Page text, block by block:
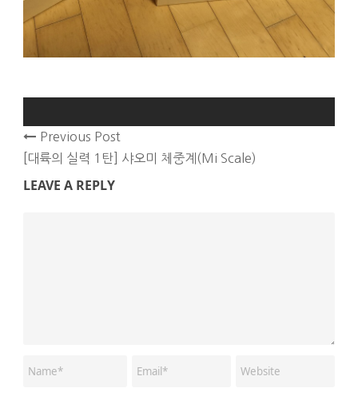
Previous Post
[대륙의 실력 1탄] 샤오미 체중계(Mi Scale)
LEAVE A REPLY